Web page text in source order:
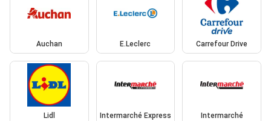
Auchan E.Leclerc Carrefour Drive
Lidl Intermarché Express Intermarché